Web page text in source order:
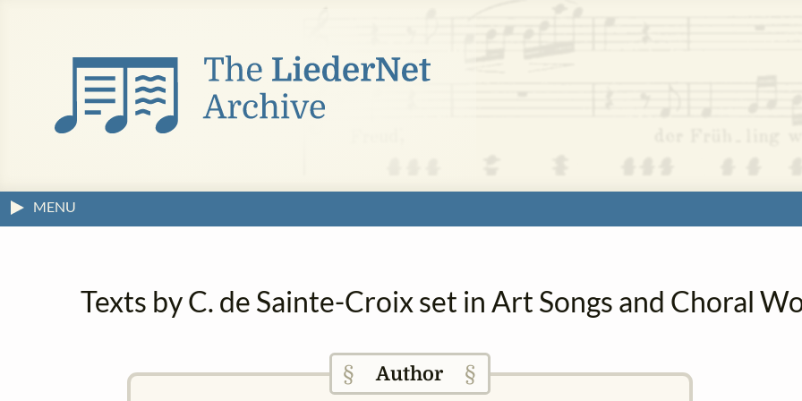
MENU
Texts by C. de Sainte-Croix set in Art Songs and Choral
§Author §